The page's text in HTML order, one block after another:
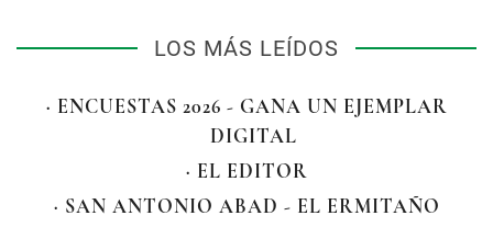
LOS MÁS LEÍDOS
· ENCUESTAS 2026 - GANA UN EJEMPLAR
DIGITAL
· EL EDITOR
· SAN ANTONIO ABAD - EL ERMITAÑO